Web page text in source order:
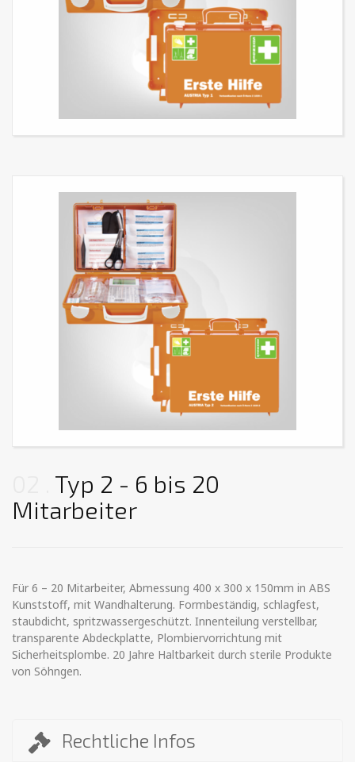
Typ 2 - 6 bis 20
Mitarbeiter
Für 6 – 20 Mitarbeiter, Abmessung 400 x 300 x 150mm in ABS
Kunststoff, mit Wandhalterung. Formbeständig, schlagfest,
staubdicht, spritzwassergeschützt. Innenteilung verstellbar,
transparente Abdeckplatte, Plombiervorrichtung mit
Sicherheitsplombe. 20 Jahre Haltbarkeit durch sterile Produkte
von Söhngen.
Rechtliche Infos